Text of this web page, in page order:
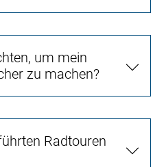
um mein
zu machen?
Radtouren